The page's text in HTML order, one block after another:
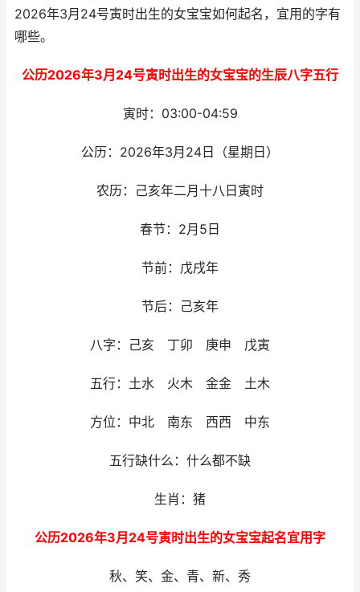
2026年3月24号寅时出生的女宝宝如何起名，宜用的字有
哪些。
公历2026年3月24号寅时出生的女宝宝的生辰八字五行
寅时：03:00-04:59
公历：2026年3月24日（星期日）
农历：己亥年二月十八日寅时
春节：2月5日
节前：戊戌年
节后：己亥年
八字：己亥 丁卯 庚申 戊寅
五行：土水 火木 金金 土木
方位：中北 南东 西西 中东
五行缺什么：什么都不缺
生肖：猪
公历2026年3月24号寅时出生的女宝宝起名宜用字
秋、笑、金、青、新、秀